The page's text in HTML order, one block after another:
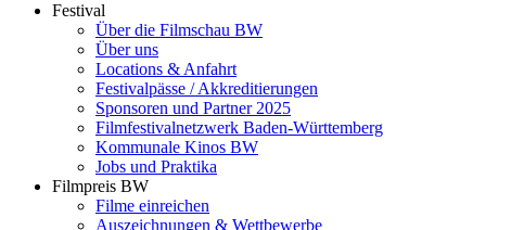
Festival
Über die Filmschau BW
Über uns
Locations & Anfahrt
Festivalpässe / Akkreditierungen
Sponsoren und Partner 2025
Filmfestivalnetzwerk ­Baden-Württemberg
Kommunale Kinos BW
Jobs und Praktika
Filmpreis BW
Filme einreichen
Auszeichnungen & Wettbewerbe